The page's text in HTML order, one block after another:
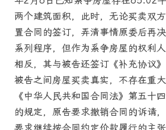
两个建筑面积，此时，无论买卖双
置合同的签订，弄清事情原委后再
系列程序，但作为系争房屋的权利
相反，其与被告还签订《补充协议
被告之间房屋买卖真实，不存在重
《中华人民共和国合同法》第五十
的规定，原告要求撤销合同的诉请